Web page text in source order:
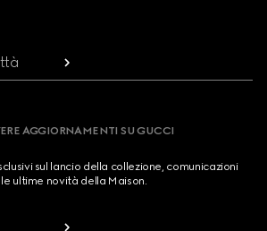
AGGIORNAMENTI SU GUCCI
sul lancio della collezione, comunicazioni
ultime novità della Maison.